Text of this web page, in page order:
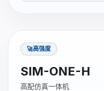
🚀高强度
SIM-ONE-H
高配仿真一体机